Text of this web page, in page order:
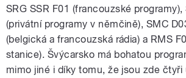
SRG SSR F01 (francouzské programy),
(privátní programy v němčině), SMC
(belgická a francouzská rádia) a RMS
stanice). Švýcarsko má bohatou
mimo jiné i díky tomu, že jsou zde čtyři